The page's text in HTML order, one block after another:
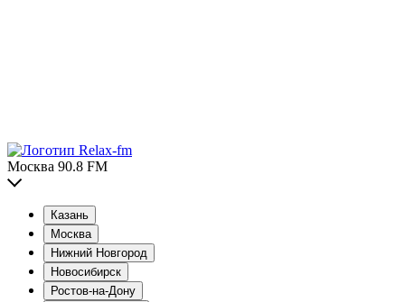
Москва 90.8 FM
Казань
Москва
Нижний Новгород
Новосибирск
Ростов-на-Дону